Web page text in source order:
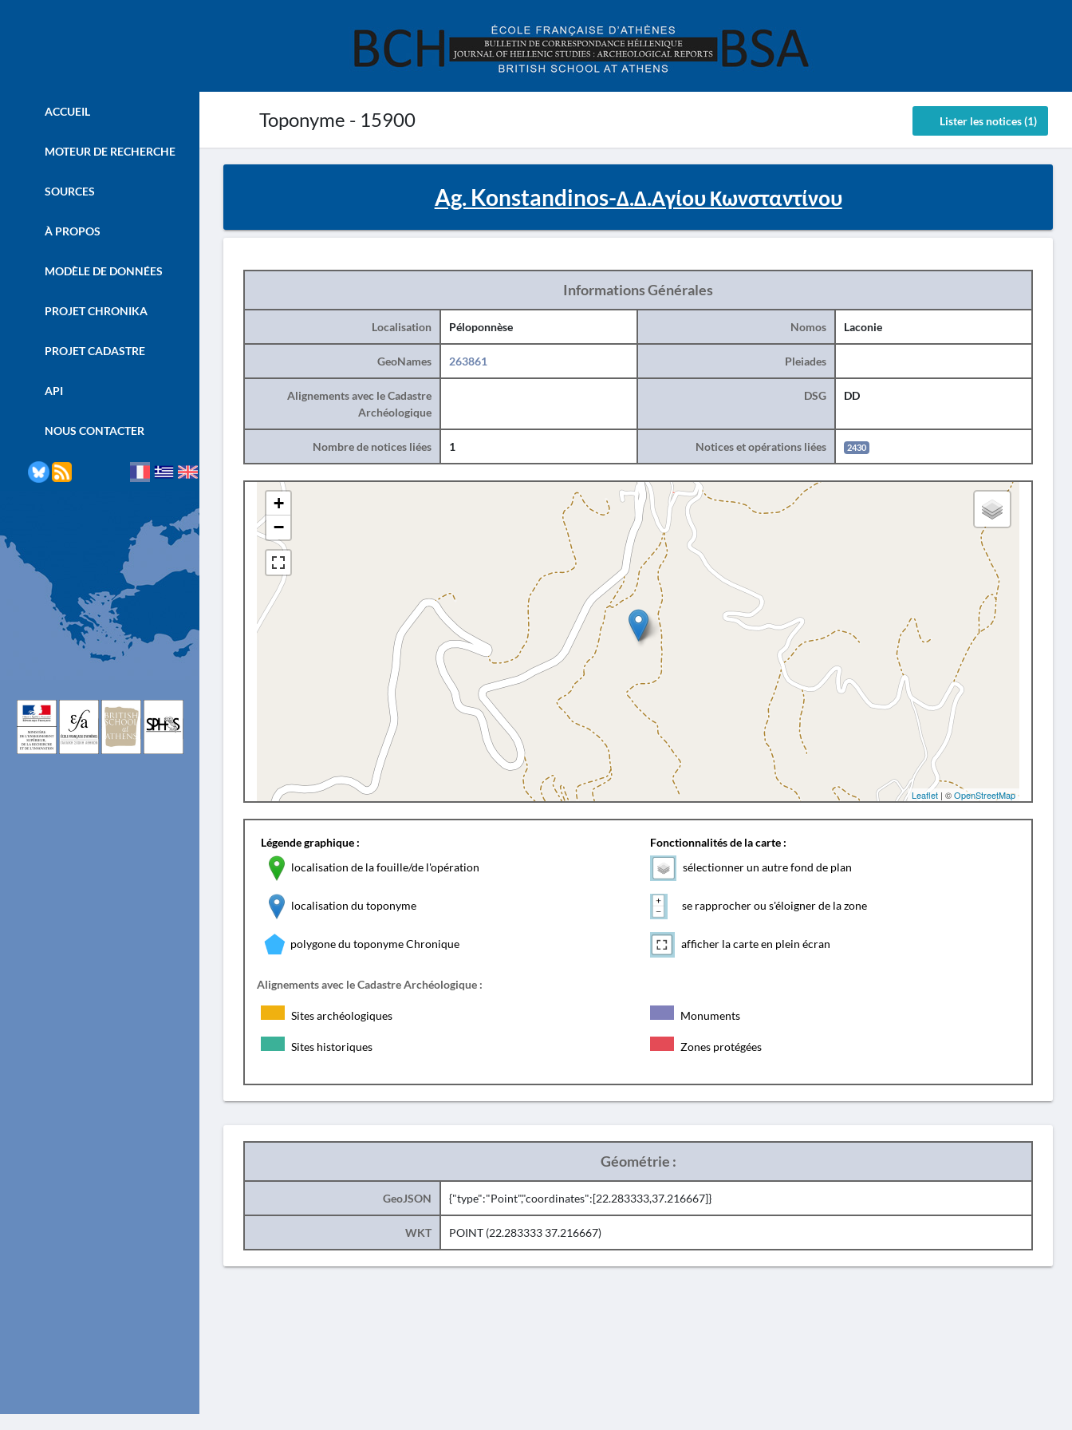
Toponyme - 15900 Lister les notices (1)
ACCUEIL
MOTEUR DE RECHERCHE
SOURCES
À PROPOS
MODÈLE DE DONNÉES
PROJET CHRONIKA
PROJET CADASTRE
API
NOUS CONTACTER
Ag. Konstandinos-Δ.Δ.Αγίου Κωνσταντίνου
Informations Générales
Localisation Péloponnèse Nomos Laconie
GeoNames 263861 Pleiades
Alignements avec le Cadastre
Archéologique
DSG DD
Nombre de notices liées 1 Notices et opérations liées 2430
+
−
Leaflet | ©OpenStreetMap
Légende graphique :
localisation de la fouille/de l'opération
localisation du toponyme
polygone du toponyme Chronique
Fonctionnalités de la carte :
sélectionner un autre fond de plan
se rapprocher ou s'éloigner de la zone
afficher la carte en plein écran
Alignements avec le Cadastre Archéologique :
Sites archéologiques Monuments
Sites historiques Zones protégées
Géométrie :
GeoJSON {"type":"Point","coordinates":[22.283333,37.216667]}
WKT POINT (22.283333 37.216667)